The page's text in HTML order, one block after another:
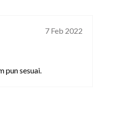
7 Feb 2022
pun sesuai.